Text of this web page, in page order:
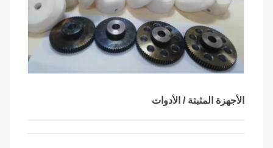
الأجهزة المثبتة / الأدوات